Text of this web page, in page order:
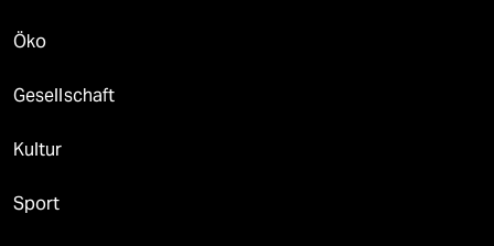
Öko
Gesellschaft
Kultur
Sport